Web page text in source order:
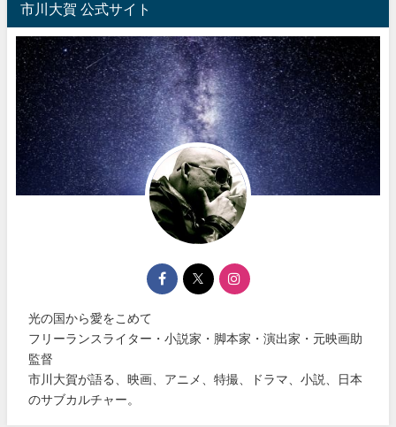
市川大賀 公式サイト
光の国から愛をこめて
フリーランスライター・小説家・脚本家・演出家・元映画助
監督
市川大賀が語る、映画、アニメ、特撮、ドラマ、小説、日本
のサブカルチャー。